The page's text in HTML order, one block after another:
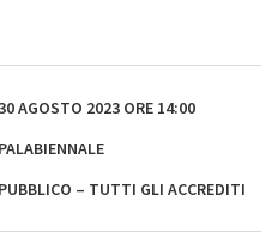
AGOSTO 2023 ORE 14:00
PALABIENNALE
PUBBLICO – TUTTI GLI ACCREDITI